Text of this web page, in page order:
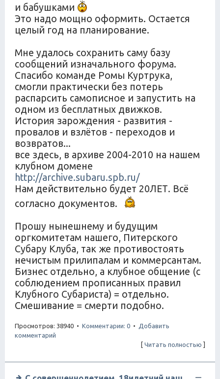
и бабушками
Это надо мощно оформить. Остается
целый год на планирование.
Мне удалось сохранить саму базу
сообщений изначального форума.
Спасибо команде Ромы Куртрука,
смогли практически без потерь
распарсить самописное и запустить на
одном из бесплатных движков.
История зарождения - развития -
провалов и взлётов - переходов и
возвратов...
все здесь, в архиве 2004-2010 на нашем
клубном домене
http://archive.subaru.spb.ru/
Нам действительно будет 20ЛЕТ. Всё
согласно документов.
Прошу нынешнему и будущим
оргкомитетам нашего, Питерского
Субару Клуба, так же противостоять
нечистым прилипалам и коммерсантам.
Бизнес отдельно, а клубное общение (с
соблюдением прописанных правил
Клубного Субариста) = отдельно.
Смешивание = смерти подобно.
Просмотров: 38940 • Комментарии: 0 •
Добавить
комментарий
[ Читать полностью ]